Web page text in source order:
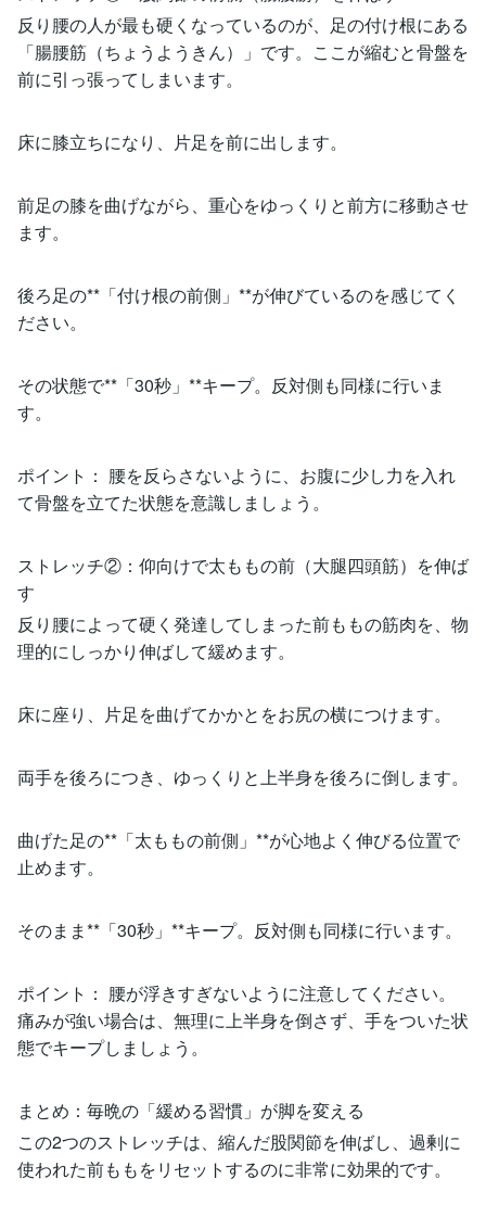
反り腰の人が最も硬くなっているのが、足の付け根にある
「腸腰筋（ちょうようきん）」です。ここが縮むと骨盤を
前に引っ張ってしまいます。
床に膝立ちになり、片足を前に出します。
前足の膝を曲げながら、重心をゆっくりと前方に移動させ
ます。
後ろ足の**「付け根の前側」**が伸びているのを感じてく
ださい。
その状態で**「30秒」**キープ。反対側も同様に行いま
す。
ポイント： 腰を反らさないように、お腹に少し力を入れ
て骨盤を立てた状態を意識しましょう。
ストレッチ②：仰向けで太ももの前（大腿四頭筋）を伸ば
す
反り腰によって硬く発達してしまった前ももの筋肉を、物
理的にしっかり伸ばして緩めます。
床に座り、片足を曲げてかかとをお尻の横につけます。
両手を後ろにつき、ゆっくりと上半身を後ろに倒します。
曲げた足の**「太ももの前側」**が心地よく伸びる位置で
止めます。
そのまま**「30秒」**キープ。反対側も同様に行います。
ポイント： 腰が浮きすぎないように注意してください。
痛みが強い場合は、無理に上半身を倒さず、手をついた状
態でキープしましょう。
まとめ：毎晩の「緩める習慣」が脚を変える
この2つのストレッチは、縮んだ股関節を伸ばし、過剰に
使われた前ももをリセットするのに非常に効果的です。